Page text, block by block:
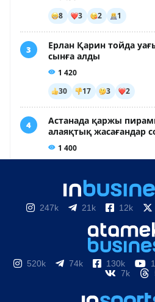
247k 21k 12k
520k 74k 130k
7k